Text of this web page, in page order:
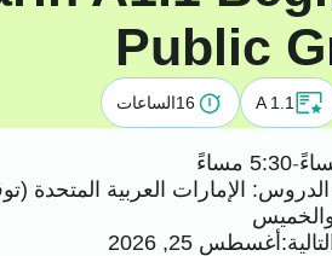
Public
A 1.1
16الساعات
-5:30 مساءً
الإمارات العربية المتحدة
والخميس
أغسطس 25, 2026